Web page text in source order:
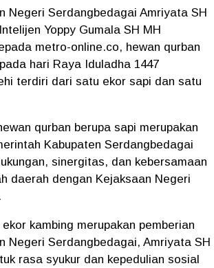
Negeri Serdangbedagai Amriyata SH
Yoppy Gumala SH MH
metro-online.co, hewan qurban
hari Raya Iduladha 1447
terdiri dari satu ekor sapi dan satu
qurban berupa sapi merupakan
Kabupaten Serdangbedagai
sinergitas, dan kebersamaan
daerah dengan Kejaksaan Negeri
kambing merupakan pemberian
Negeri Serdangbedagai, Amriyata SH
rasa syukur dan kepedulian sosial